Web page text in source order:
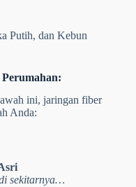
Putih, dan Kebun
ini, jaringan fiber
Anda:
sekitarnya…